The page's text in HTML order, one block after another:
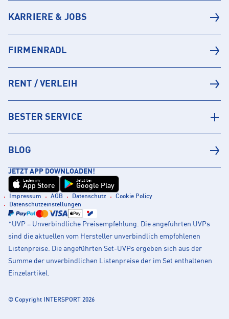
KARRIERE & JOBS
FIRMENRADL
RENT / VERLEIH
BESTER SERVICE
BLOG
JETZT APP DOWNLOADEN!
Laden im
App Store
Jetzt bei
Google Play
Impressum AGB Datenschutz
Cookie Policy
Datenschutzeinstellungen
*UVP = Unverbindliche Preisempfehlung. Die angeführten UVPs
sind die aktuellen vom Hersteller unverbindlich empfohlenen
Listenpreise. Die angeführten Set-UVPs ergeben sich aus der
Summe der unverbindlichen Listenpreise der im Set enthaltenen
Einzelartikel.
© Copyright INTERSPORT 2026